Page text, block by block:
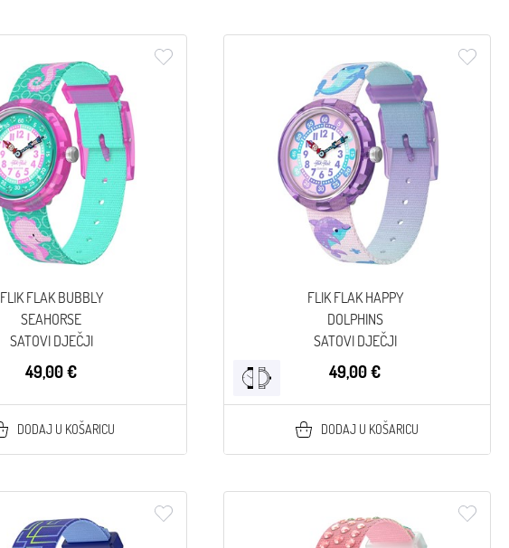
FLIK FLAK BUBBLY
SEAHORSE
SATOVI DJEČJI
49,00 €
DODAJ U KOŠARICU
FLIK FLAK HAPPY
DOLPHINS
SATOVI DJEČJI
49,00 €
DODAJ U KOŠARICU